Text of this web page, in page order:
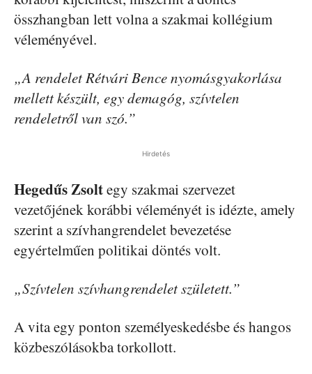
összhangban lett volna a szakmai kollégium
véleményével.
„A rendelet Rétvári Bence nyomásgyakorlása
mellett készült, egy demagóg, szívtelen
rendeletről van szó.”
Hirdetés
Hegedűs Zsoltegy szakmai szervezet
vezetőjének korábbi véleményét is idézte, amely
szerint a szívhangrendelet bevezetése
egyértelműen politikai döntés volt.
„Szívtelen szívhangrendelet született.”
A vita egy ponton személyeskedésbe és hangos
közbeszólásokba torkollott.